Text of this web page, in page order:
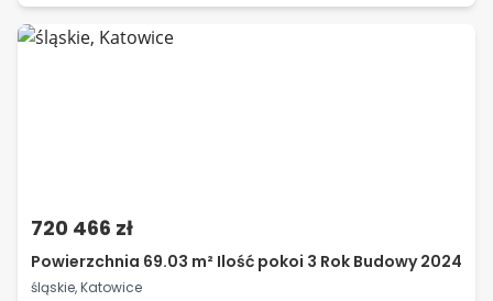
720 466 zł
Powierzchnia 69.03 m² Ilość pokoi 3 Rok Budowy 2024
śląskie, Katowice